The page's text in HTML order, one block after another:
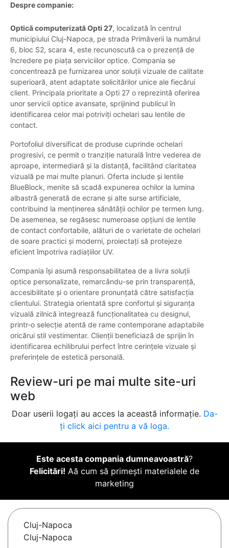
Despre companie:
Optică computerizată Opti 27, localizată în centrul
municipiului Cluj-Napoca, pe strada Primăverii la numărul
6, bloc S2, scara 4, este recunoscută ca o prezență de
încredere pe piața serviciilor optice. Compania se
concentrează pe furnizarea unor soluții vizuale de calitate
superioară, atent adaptate solicitărilor unice ale fiecărui
client. Principala prioritate a Opti 27 o reprezintă oferirea
unor servicii optice avansate, sprijinind publicul în
identificarea celor mai potriviți ochelari sau lentile de
contact.
Portofoliul diversificat de produse cuprinde ochelari
progresivi, ce permit o tranziție naturală între vederea de
aproape, intermediară și la distanță, facilitând claritatea
vizuală pe mai multe planuri. Oferta include și lentile
BlueBlock, menite să scadă expunerea ochilor la lumina
albastră generată de ecrane și alte surse artificiale,
contribuind la menținerea sănătății ochilor pe termen lung.
De asemenea, se regăsesc numeroase opțiuni de lentile
de contact confortabile, alături de o varietate de ochelari
de soare practici și moderni, proiectați să protejeze
eficient împotriva radiațiilor UV.
Compania își asumă responsabilitatea de a livra soluții
optice personalizate, remarcându-se prin transparență,
accesibilitate și o orientare pronunțată către satisfacția
clientului. Strategia orientată spre confortul și siguranța
vizuală zilnică integrează funcționalitatea cu designul,
printr-o selecție atentă de rame contemporane adaptabile
oricărui stil vestimentar. Clienții beneficiază de sprijin în
identificarea echilibrului perfect între cerințele vizuale și
preferințele de estetică personală.
Review-uri pe mai multe site-uri
web
Doar userii logați au acces la această informație. Da-
ți click aici pentru a vă loga.
Este acesta compania dumneavoastră?
Felicitări! Aă cum să primești materialele de
marketing
Cluj-Napoca
Cluj-Napoca